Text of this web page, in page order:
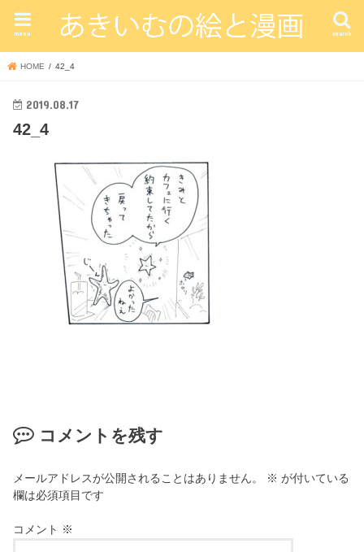
search
menu
HOME 42_4
2019.08.17
42_4
コメントを残す
メールアドレスが公開されることはありません。 ※ が付いている
欄は必須項目です
コメント ※